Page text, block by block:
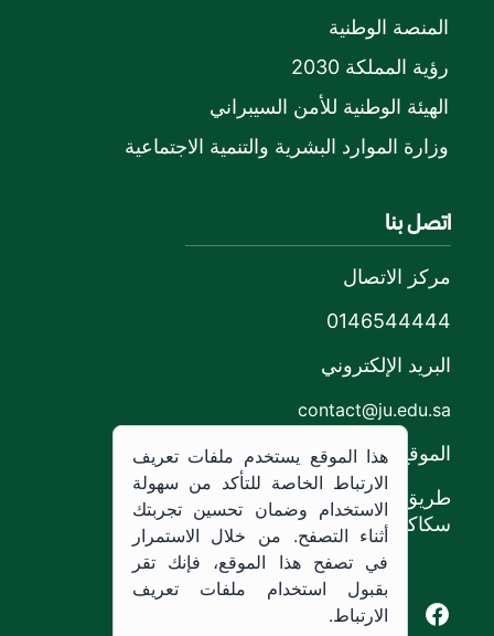
المنصة الوطنية
رؤية المملكة 2030
الهيئة الوطنية للأمن السيبراني
وزارة الموارد البشرية والتنمية الاجتماعية
اتصل بنا
مركز الاتصال
0146544444
البريد الإلكتروني
contact@ju.edu.sa
الموقع
طريق الملك خالد،
سكاكا, المملكة العربية السعودية.
Facebook of Jouf University
X of Jouf University
هذا الموقع يستخدم ملفات تعريف
الارتباط الخاصة للتأكد من سهولة
الاستخدام وضمان تحسين تجربتك
أثناء التصفح. من خلال الاستمرار
في تصفح هذا الموقع، فإنك تقر
بقبول استخدام ملفات تعريف
الارتباط.